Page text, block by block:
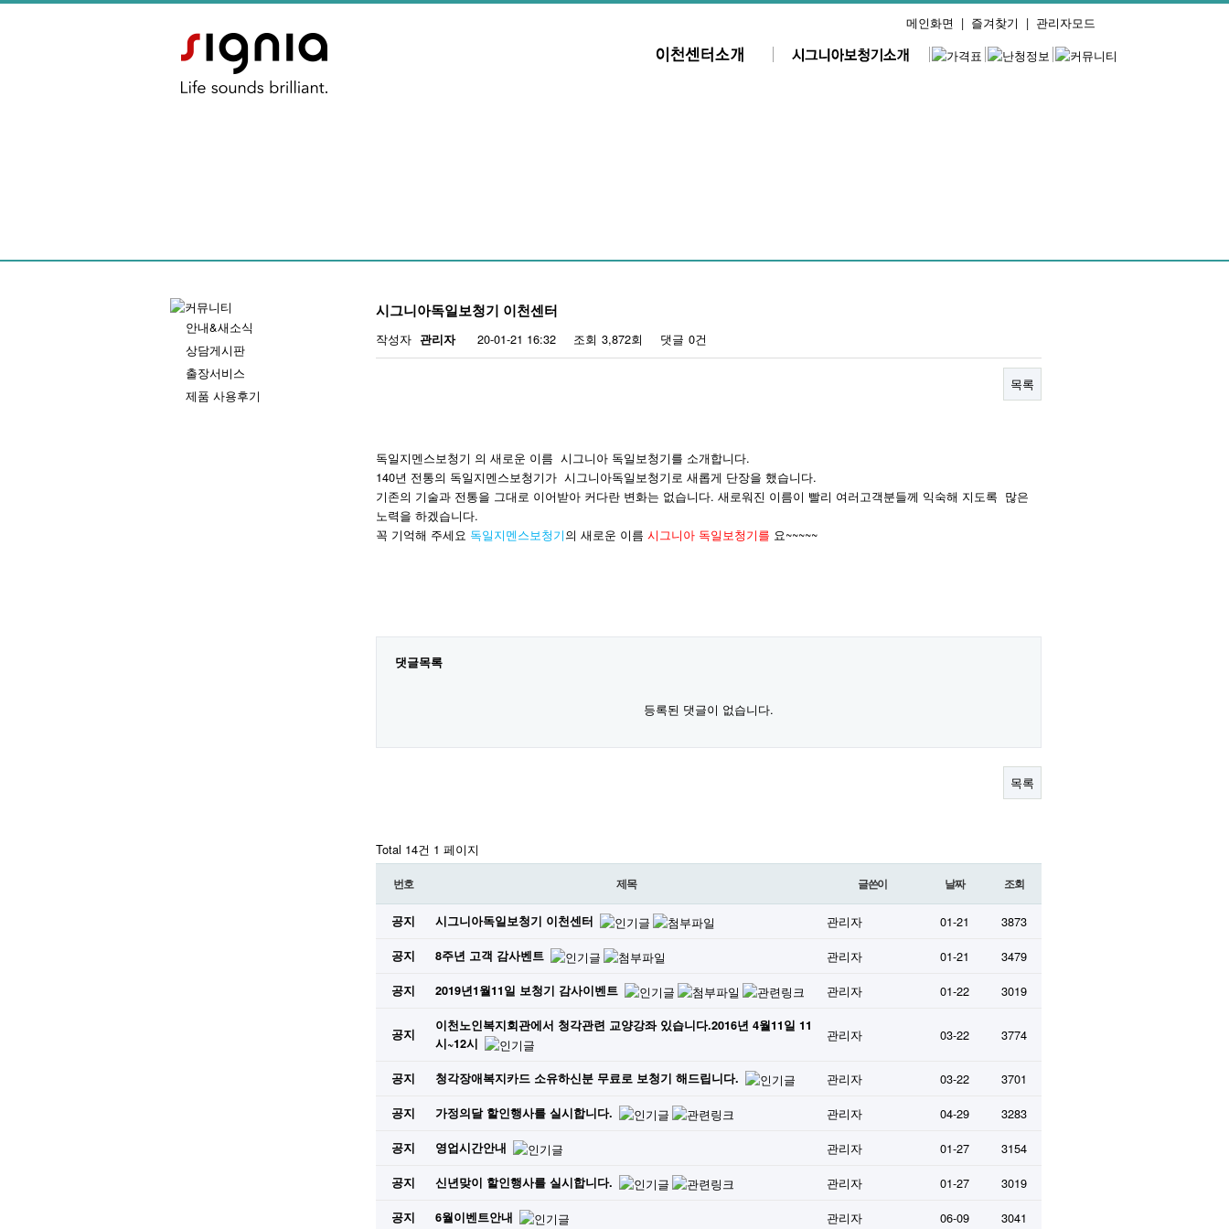
메인화면 | 즐겨찾기 | 관리자모드
안내&새소식
상담게시판
출장서비스
제품 사용후기
시그니아독일보청기 이천센터
작성자 관리자 20-01-21 16:32 조회 3,872회 댓글 0건
목록
독일지멘스보청기 의 새로운 이름 시그니아 독일보청기를 소개합니다.
140년 전통의 독일지멘스보청기가 시그니아독일보청기로 새롭게 단장을 했습니다.
기존의 기술과 전통을 그대로 이어받아 커다란 변화는 없습니다. 새로워진 이름이 빨리 여러고객분들께 익숙해 지도록 많은
노력을 하겠습니다.
꼭 기억해 주세요 독일지멘스보청기의 새로운 이름 시그니아 독일보청기를 요~~~~~
댓글목록
등록된 댓글이 없습니다.
목록
Total 14건 1 페이지
번호 제목 글쓴이 날짜 조회
공지 시그니아독일보청기 이천센터 관리자 01-21 3873
공지 8주년 고객 감사벤트 관리자 01-21 3479
공지 2019년1월11일 보청기 감사이벤트 관리자 01-22 3019
공지
이천노인복지회관에서 청각관련 교양강좌 있습니다.2016년 4월11일 11
시~12시
관리자 03-22 3774
공지 청각장애복지카드 소유하신분 무료로 보청기 해드립니다. 관리자 03-22 3701
공지 가정의달 할인행사를 실시합니다. 관리자 04-29 3283
공지 영업시간안내 관리자 01-27 3154
공지 신년맞이 할인행사를 실시합니다. 관리자 01-27 3019
공지 6월이벤트안내 관리자 06-09 3041